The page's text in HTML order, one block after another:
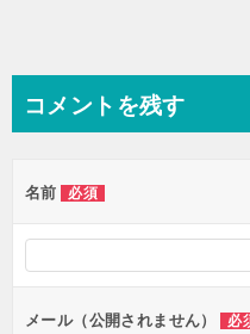
コメントを残す
名前 必須
メール（公開されません） 必